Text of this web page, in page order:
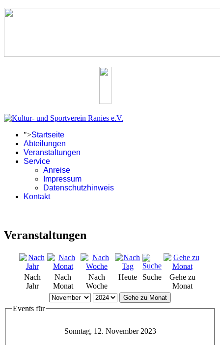
">Startseite
Abteilungen
Veranstaltungen
Service
Anreise
Impressum
Datenschutzhinweis
Kontakt
Veranstaltungen
Nach
Jahr
Nach
Monat
Nach
Woche
Heute Suche
Gehe zu
Monat
Gehe zu Monat
Events für
Sonntag, 12. November 2023